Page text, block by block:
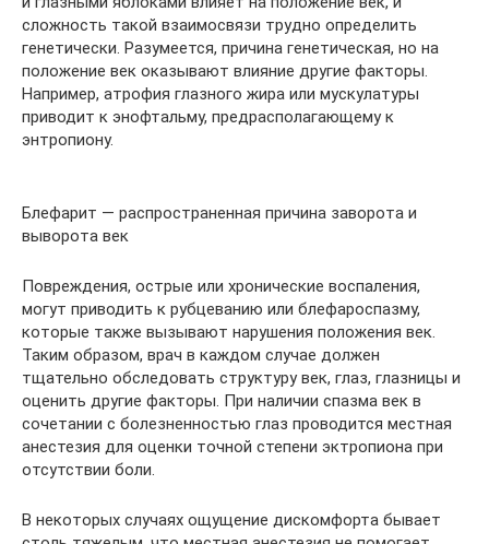
сложность такой взаимосвязи трудно определить
генетически. Разумеется, причина генетическая, но на
положение век оказывают влияние другие факторы.
Например, атрофия глазного жира или мускулатуры
приводит к энофтальму, предрасполагающему к
энтропиону.
Блефарит — распространенная причина заворота и
выворота век
Повреждения, острые или хронические воспаления,
могут приводить к рубцеванию или блефароспазму,
которые также вызывают нарушения положения век.
Таким образом, врач в каждом случае должен
тщательно обследовать структуру век, глаз, глазницы и
оценить другие факторы. При наличии спазма век в
сочетании с болезненностью глаз проводится местная
анестезия для оценки точной степени эктропиона при
отсутствии боли.
В некоторых случаях ощущение дискомфорта бывает